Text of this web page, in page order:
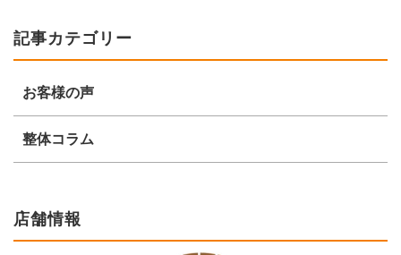
記事カテゴリー
お客様の声
整体コラム
店舗情報